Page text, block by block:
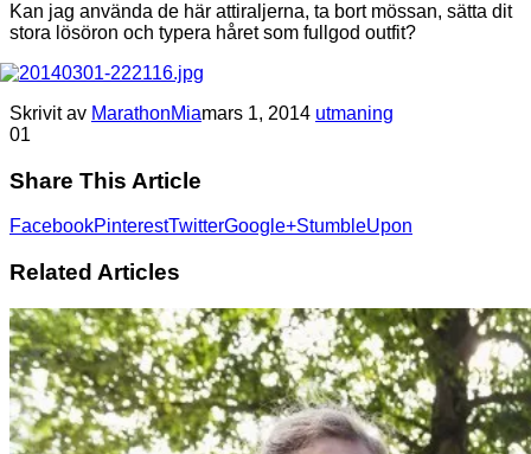
Kan jag använda de här attiraljerna, ta bort mössan, sätta dit
stora lösöron och typera håret som fullgod outfit?
Skrivit av MarathonMiamars 1, 2014 utmaning
01
Share This Article
FacebookPinterestTwitterGoogle+StumbleUpon
Related Articles